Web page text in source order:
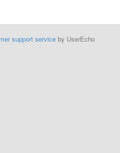
support serviceby UserEcho